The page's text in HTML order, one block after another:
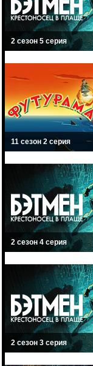
2 сезон 5 серия
11 сезон 2 серия
2 сезон 4 серия
2 сезон 3 серия